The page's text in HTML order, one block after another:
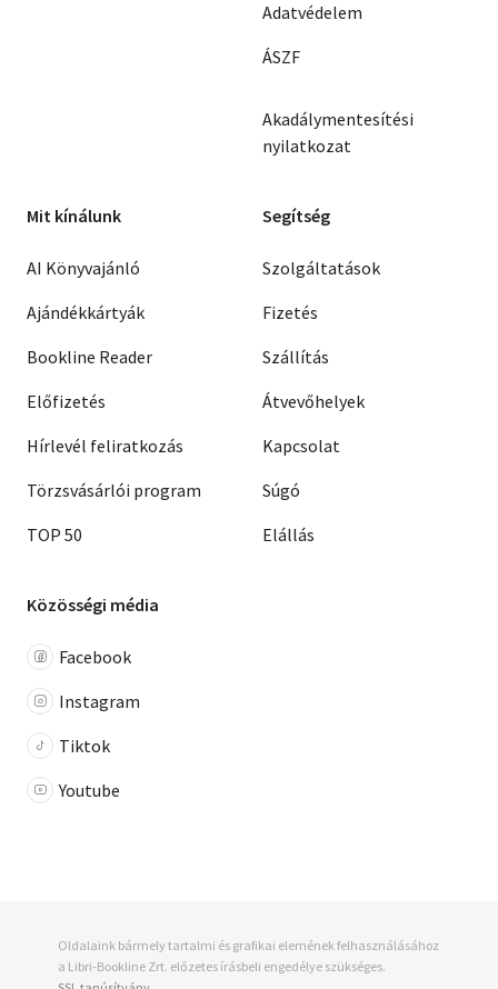
Adatvédelem
ÁSZF
Akadálymentesítési
nyilatkozat
Mit kínálunk
AI Könyvajánló
Ajándékkártyák
Bookline Reader
Előfizetés
Hírlevél feliratkozás
Törzsvásárlói program
TOP 50
Segítség
Szolgáltatások
Fizetés
Szállítás
Átvevőhelyek
Kapcsolat
Súgó
Elállás
Közösségi média
Facebook
Instagram
Tiktok
Youtube
Oldalaink bármely tartalmi és grafikai elemének felhasználásához
a Libri-Bookline Zrt. előzetes írásbeli engedélye szükséges.